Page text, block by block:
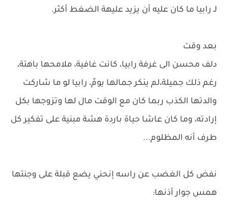
لـ رابيا ما كان عليه أن يزيد عليهة الضغط أكثر.
بعد وقت
دلف محسن الى غرفة رابيا، كانت غافية، ملامحها باهتة،
رغم ذلك جميلة،لم ينكر جمالها يومً، رابيا لو ما شاركت
والدتها الكذب ربما كان مع الوقت مال لها وتزوجها بكل
إرادته، وما كان عاشا حياة باردة هشة مبنية على تفكير كل
طرف أنه المظلوم...
نفض كل الغضب عن راسه إنحني يضع قبلة على وجنتها
همس جوار أذنها: